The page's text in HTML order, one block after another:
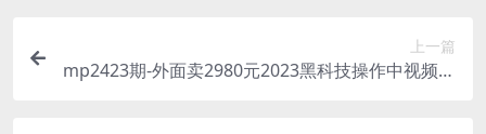
上一篇
mp2423期-外面卖2980元2023黑科技操作中视频撸